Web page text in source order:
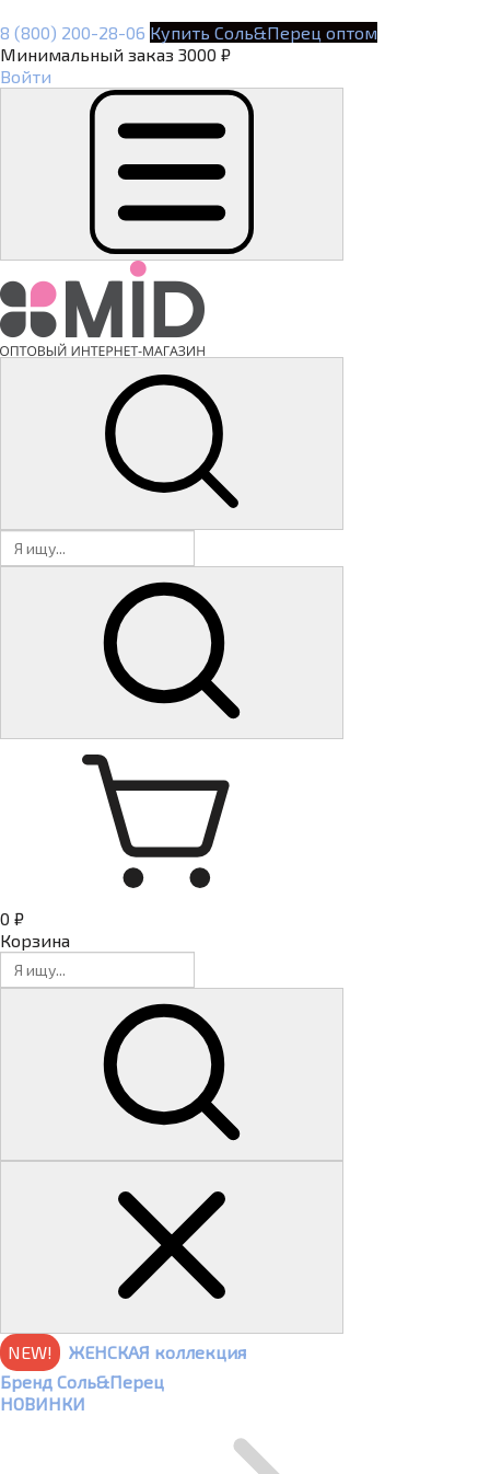
8 (800) 200-28-06 Купить Соль&Перец оптом
Минимальный заказ 3000 ₽
Войти
0 ₽
Корзина
NEW!
ЖЕНСКАЯ коллекция
Бренд Соль&Перец
НОВИНКИ